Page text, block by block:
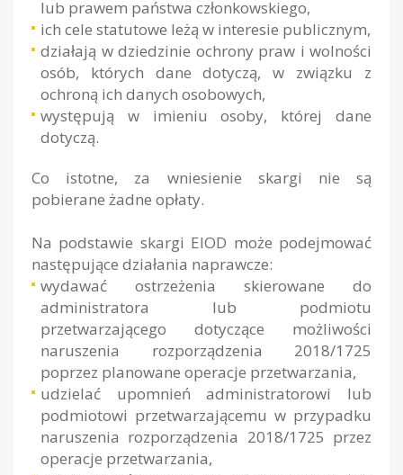
lub prawem państwa członkowskiego,
ich cele statutowe leżą w interesie publicznym,
działają w dziedzinie ochrony praw i wolności
osób, których dane dotyczą, w związku z
ochroną ich danych osobowych,
występują w imieniu osoby, której dane
dotyczą.
Co istotne, za wniesienie skargi nie są
pobierane żadne opłaty.
Na podstawie skargi EIOD może podejmować
następujące działania naprawcze:
wydawać ostrzeżenia skierowane do
administratora lub podmiotu
przetwarzającego dotyczące możliwości
naruszenia rozporządzenia 2018/1725
poprzez planowane operacje przetwarzania,
udzielać upomnień administratorowi lub
podmiotowi przetwarzającemu w przypadku
naruszenia rozporządzenia 2018/1725 przez
operacje przetwarzania,